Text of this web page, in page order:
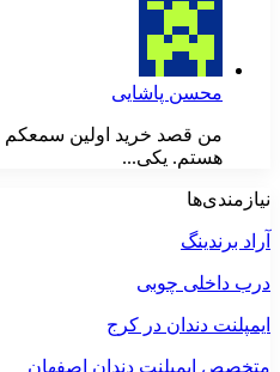
محسن پاشایی
من قصد خرید اولین سمعکم
هستم. یکی...
نیازمندی‌ها
آراد برندینگ
درب داخلی چوبی
ایمپلنت دندان در کرج
متخصص ایمپلنت دندان اصفهان